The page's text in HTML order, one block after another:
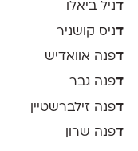
דניל ביאלו
דניס קושניר
דפנה אוואדיש
דפנה גבר
דפנה זילברשטיין
דפנה שרון